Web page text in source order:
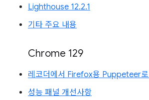
Lighthouse 12.2.1
기타 주요 내용
Chrome 129
레코더에서 Firefox용 Puppeteer로
성능 패널 개선사항